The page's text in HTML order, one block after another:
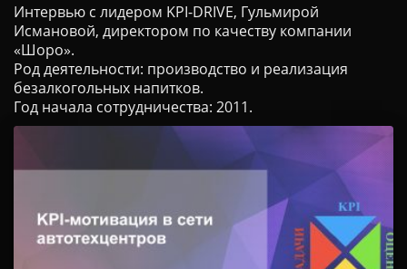
Интервью с лидером KPI-DRIVE, Гульмирой
Исмановой, директором по качеству компании
«Шоро».
Род деятельности: производство и реализация
безалкогольных напитков.
Год начала сотрудничества: 2011.